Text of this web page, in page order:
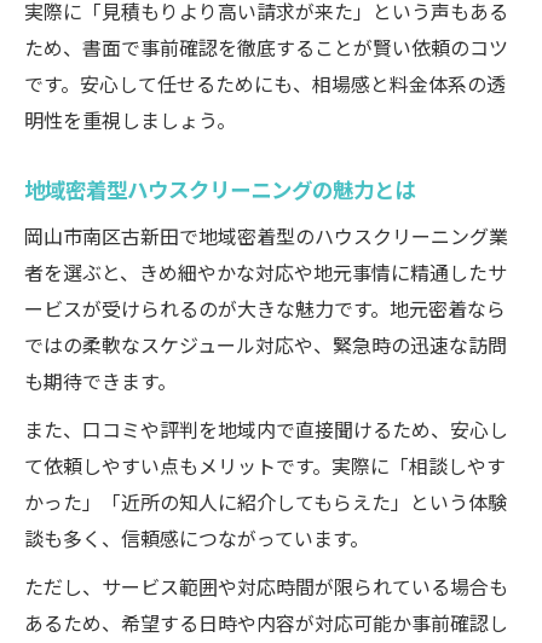
実際に「見積もりより高い請求が来た」という声もある
ため、書面で事前確認を徹底することが賢い依頼のコツ
です。安心して任せるためにも、相場感と料金体系の透
明性を重視しましょう。
地域密着型ハウスクリーニングの魅力とは
岡山市南区古新田で地域密着型のハウスクリーニング業
者を選ぶと、きめ細やかな対応や地元事情に精通したサ
ービスが受けられるのが大きな魅力です。地元密着なら
ではの柔軟なスケジュール対応や、緊急時の迅速な訪問
も期待できます。
また、口コミや評判を地域内で直接聞けるため、安心し
て依頼しやすい点もメリットです。実際に「相談しやす
かった」「近所の知人に紹介してもらえた」という体験
談も多く、信頼感につながっています。
ただし、サービス範囲や対応時間が限られている場合も
あるため、希望する日時や内容が対応可能か事前確認し